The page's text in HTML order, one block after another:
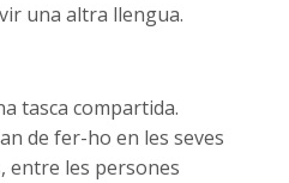
una altra llengua.
tasca compartida.
de fer-ho en les seves
entre les persones